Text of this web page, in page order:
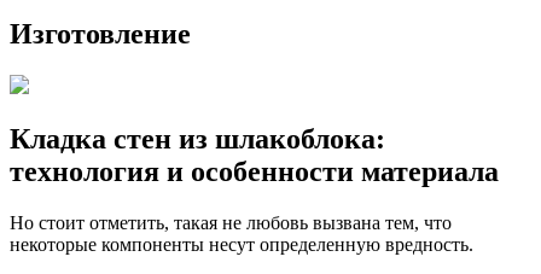
Изготовление
Кладка стен из шлакоблока:
технология и особенности материала
Но стоит отметить, такая не любовь вызвана тем, что
некоторые компоненты несут определенную вредность.